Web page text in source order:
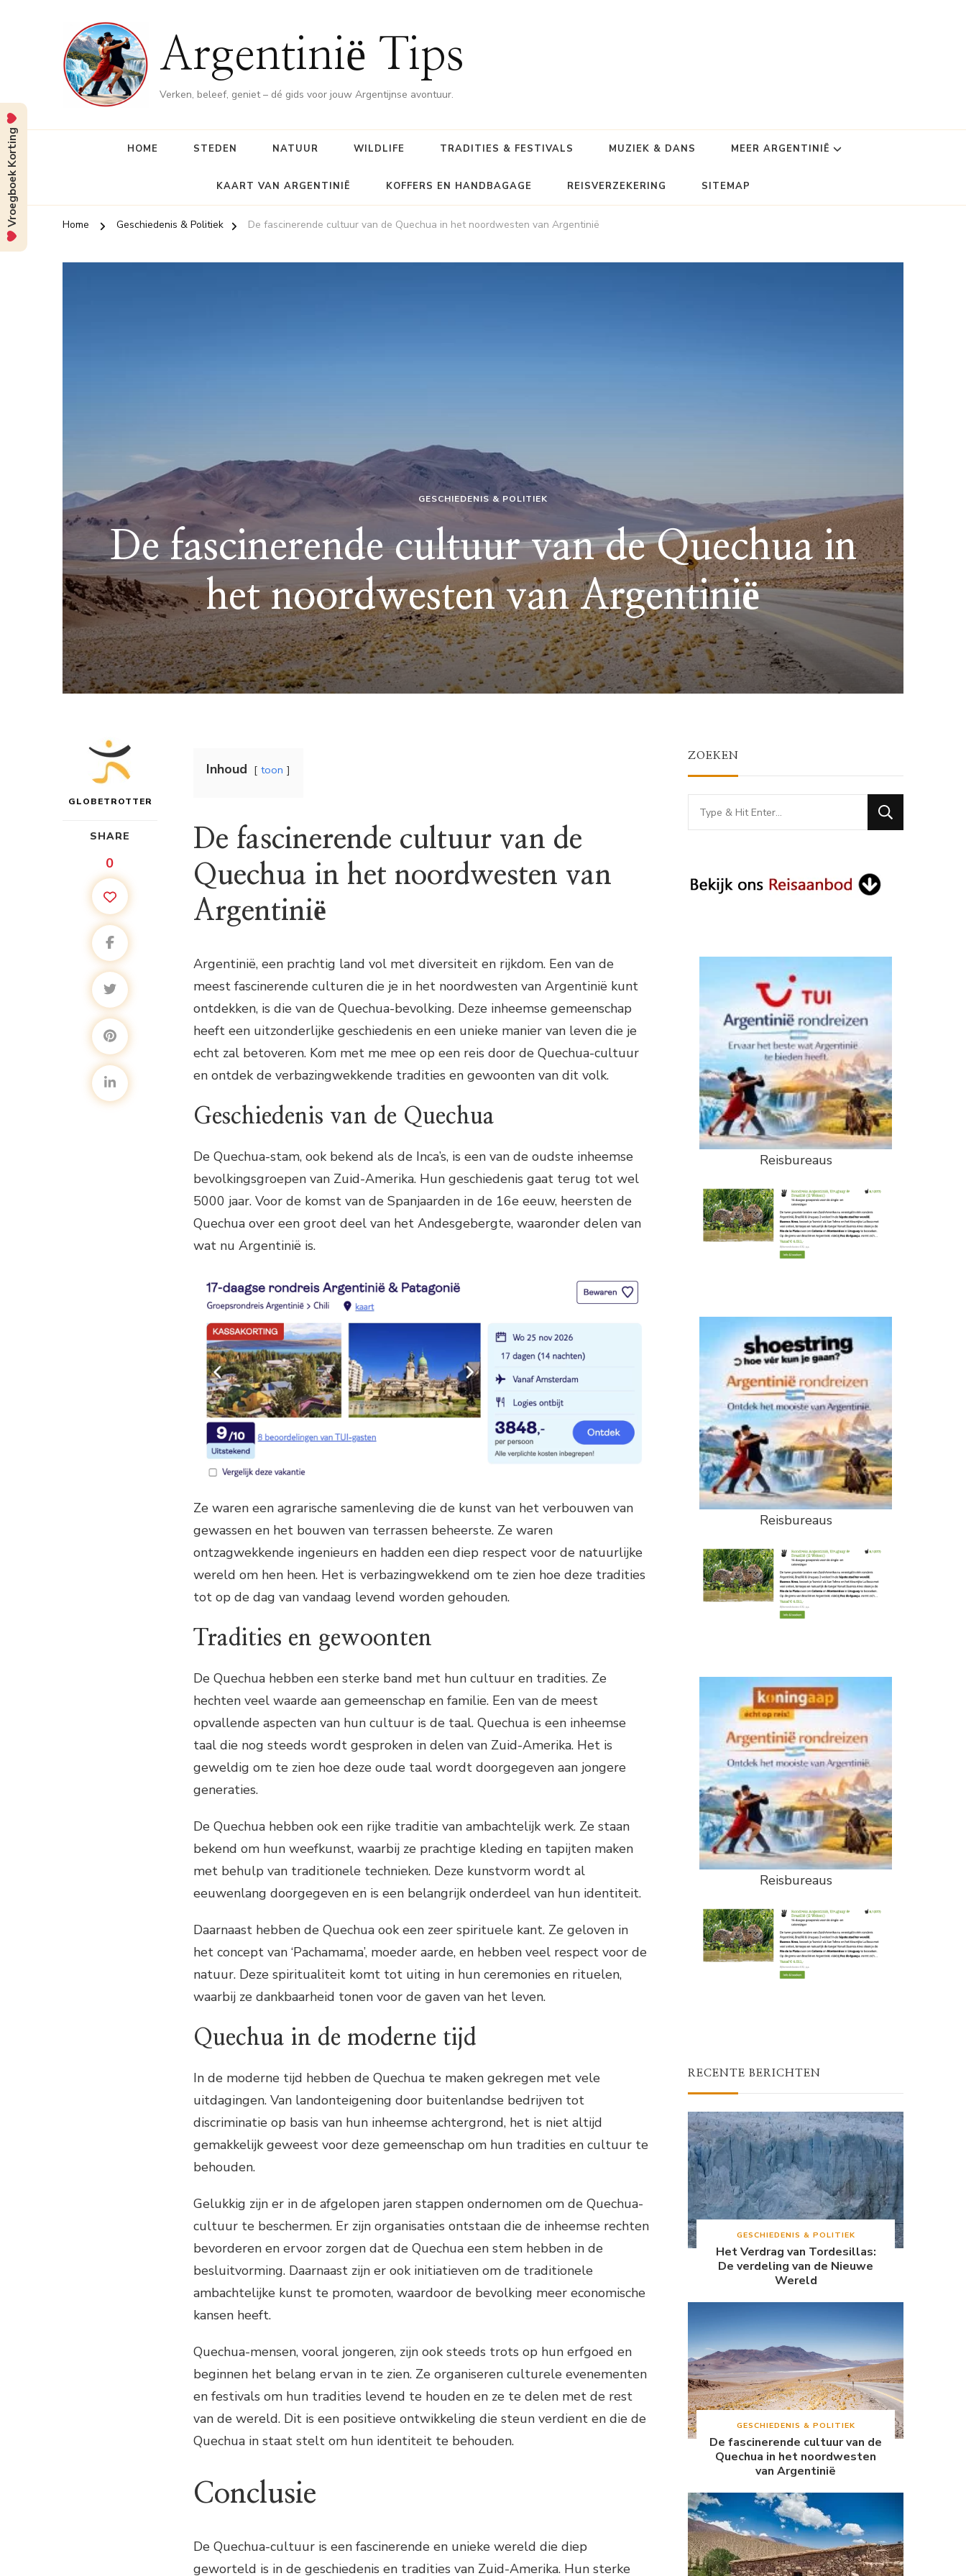
Argentinië Tips
Verken, beleef, geniet – dé gids voor jouw Argentijnse avontuur.
HOME STEDEN NATUUR WILDLIFE TRADITIES & FESTIVALS MUZIEK & DANS MEER ARGENTINIË
KAART VAN ARGENTINIË KOFFERS EN HANDBAGAGE REISVERZEKERING SITEMAP
Home Geschiedenis & Politiek De fascinerende cultuur van de Quechua in het noordwesten van Argentinië
GESCHIEDENIS & POLITIEK
De fascinerende cultuur van de Quechua in
het noordwesten van Argentinië
GLOBETROTTER
SHARE
0
Inhoud toon
De fascinerende cultuur van de
Quechua in het noordwesten van
Argentinië
Argentinië, een prachtig land vol met diversiteit en rijkdom. Een van de
meest fascinerende culturen die je in het noordwesten van Argentinië kunt
ontdekken, is die van de Quechua-bevolking. Deze inheemse gemeenschap
heeft een uitzonderlijke geschiedenis en een unieke manier van leven die je
echt zal betoveren. Kom met me mee op een reis door de Quechua-cultuur
en ontdek de verbazingwekkende tradities en gewoonten van dit volk.
Geschiedenis van de Quechua
De Quechua-stam, ook bekend als de Inca’s, is een van de oudste inheemse
bevolkingsgroepen van Zuid-Amerika. Hun geschiedenis gaat terug tot wel
5000 jaar. Voor de komst van de Spanjaarden in de 16e eeuw, heersten de
Quechua over een groot deel van het Andesgebergte, waaronder delen van
wat nu Argentinië is.
Ze waren een agrarische samenleving die de kunst van het verbouwen van
gewassen en het bouwen van terrassen beheerste. Ze waren
ontzagwekkende ingenieurs en hadden een diep respect voor de natuurlijke
wereld om hen heen. Het is verbazingwekkend om te zien hoe deze tradities
tot op de dag van vandaag levend worden gehouden.
Tradities en gewoonten
De Quechua hebben een sterke band met hun cultuur en tradities. Ze
hechten veel waarde aan gemeenschap en familie. Een van de meest
opvallende aspecten van hun cultuur is de taal. Quechua is een inheemse
taal die nog steeds wordt gesproken in delen van Zuid-Amerika. Het is
geweldig om te zien hoe deze oude taal wordt doorgegeven aan jongere
generaties.
De Quechua hebben ook een rijke traditie van ambachtelijk werk. Ze staan
bekend om hun weefkunst, waarbij ze prachtige kleding en tapijten maken
met behulp van traditionele technieken. Deze kunstvorm wordt al
eeuwenlang doorgegeven en is een belangrijk onderdeel van hun identiteit.
Daarnaast hebben de Quechua ook een zeer spirituele kant. Ze geloven in
het concept van ‘Pachamama’, moeder aarde, en hebben veel respect voor de
natuur. Deze spiritualiteit komt tot uiting in hun ceremonies en rituelen,
waarbij ze dankbaarheid tonen voor de gaven van het leven.
Quechua in de moderne tijd
In de moderne tijd hebben de Quechua te maken gekregen met vele
uitdagingen. Van landonteigening door buitenlandse bedrijven tot
discriminatie op basis van hun inheemse achtergrond, het is niet altijd
gemakkelijk geweest voor deze gemeenschap om hun tradities en cultuur te
behouden.
Gelukkig zijn er in de afgelopen jaren stappen ondernomen om de Quechua-
cultuur te beschermen. Er zijn organisaties ontstaan die de inheemse rechten
bevorderen en ervoor zorgen dat de Quechua een stem hebben in de
besluitvorming. Daarnaast zijn er ook initiatieven om de traditionele
ambachtelijke kunst te promoten, waardoor de bevolking meer economische
kansen heeft.
Quechua-mensen, vooral jongeren, zijn ook steeds trots op hun erfgoed en
beginnen het belang ervan in te zien. Ze organiseren culturele evenementen
en festivals om hun tradities levend te houden en ze te delen met de rest
van de wereld. Dit is een positieve ontwikkeling die steun verdient en die de
Quechua in staat stelt om hun identiteit te behouden.
Conclusie
De Quechua-cultuur is een fascinerende en unieke wereld die diep
geworteld is in de geschiedenis en tradities van Zuid-Amerika. Hun sterke
ZOEKEN
Looking
for
Reisbureaus
Reisbureaus
Reisbureaus
RECENTE BERICHTEN
GESCHIEDENIS & POLITIEK
Het Verdrag van Tordesillas:
De verdeling van de Nieuwe
Wereld
GESCHIEDENIS & POLITIEK
De fascinerende cultuur van de
Quechua in het noordwesten
van Argentinië
Vroegboek Korting